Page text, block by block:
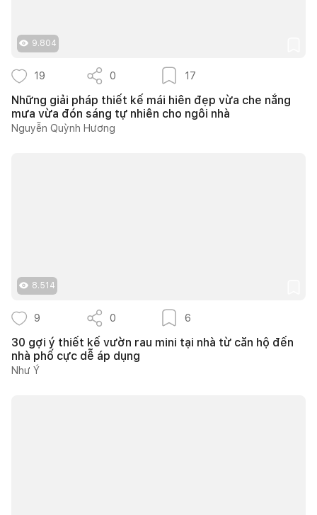
9.804
19 0 17
Những giải pháp thiết kế mái hiên đẹp vừa che nắng
mưa vừa đón sáng tự nhiên cho ngôi nhà
Nguyễn Quỳnh Hương
8.514
9 0 6
30 gợi ý thiết kế vườn rau mini tại nhà từ căn hộ đến
nhà phố cực dễ áp dụng
Như Ý